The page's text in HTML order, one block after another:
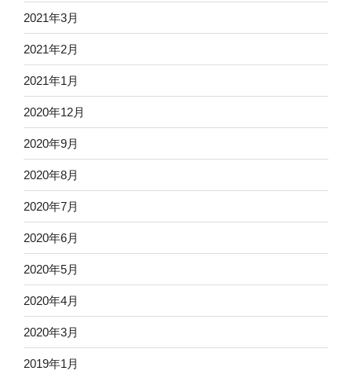
2021年3月
2021年2月
2021年1月
2020年12月
2020年9月
2020年8月
2020年7月
2020年6月
2020年5月
2020年4月
2020年3月
2019年1月